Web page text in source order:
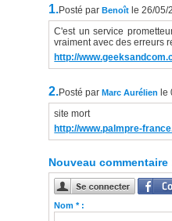
1.Posté par Benoît le 26/05/
C'est un service
vraiment avec des erreurs
http://
2.Posté par Marc Aurélien le
site mort
http://www.palmpre-
Nouveau commentaire
Nom * :